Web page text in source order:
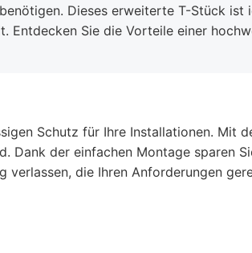
Dieses erweiterte T-Stück
Entdecken Sie die Vorteile einer
Schutz für Ihre Installationen.
Dank der einfachen Montage sparen
verlassen, die Ihren Anforderungen